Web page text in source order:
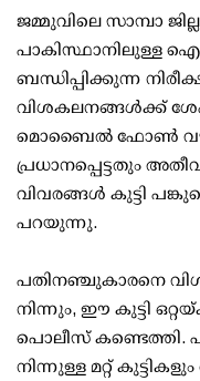
ജമ്മുവിലെ സാമ്പാ
പാകിസ്ഥാനിലുള്ള
ബന്ധിപ്പിക്കുന്ന
വിശകലനങ്ങള്‍ക്ക്
മൊബൈല്‍ ഫോണ്‍ വഴി
പ്രധാനപ്പെട്ടതും
വിവരങ്ങള്‍ കുട്ടി
പറയുന്നു.
പതിനഞ്ചുകാരനെ
നിന്നും, ഈ കുട്ടി
പൊലീസ് കണ്ടെത്തി.
നിന്നുള്ള മറ്റ്